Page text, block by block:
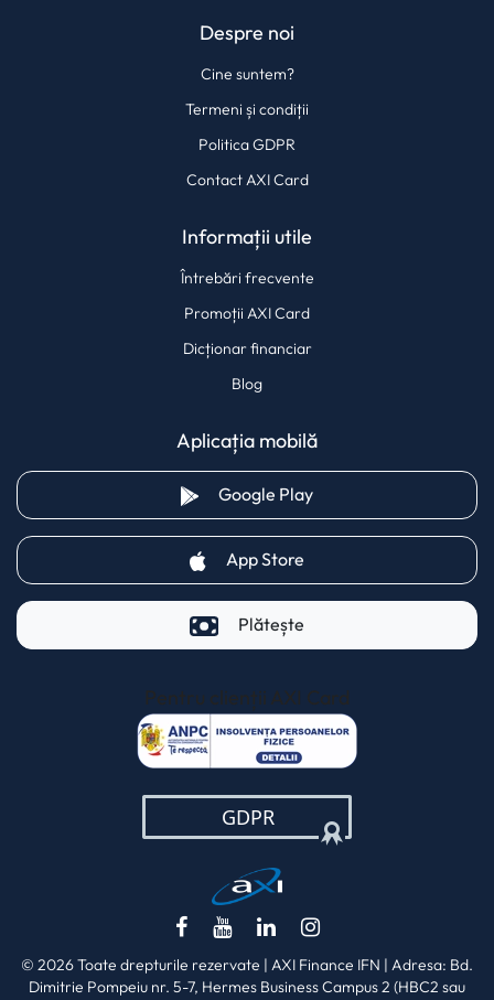
Despre noi
Cine suntem?
Termeni și condiții
Politica GDPR
Contact AXI Card
Informații utile
Întrebări frecvente
Promoții AXI Card
Dicționar financiar
Blog
Aplicația mobilă
Google Play(opens in a new tab)
App Store
Plătește
Pentru clienții AXI Card
(opens in a new
(opens in a new tab)
(opens in a new tab)
(opens in a new tab)
(opens in a new
© 2026 Toate drepturile rezervate | AXI Finance IFN | Adresa: Bd.
Dimitrie Pompeiu nr. 5-7, Hermes Business Campus 2 (HBC2 sau